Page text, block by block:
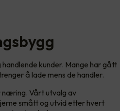
kunder. Mange har gått
å lade mens de handler.
næring. Vårt utvalg av
smått og utvid etter hvert